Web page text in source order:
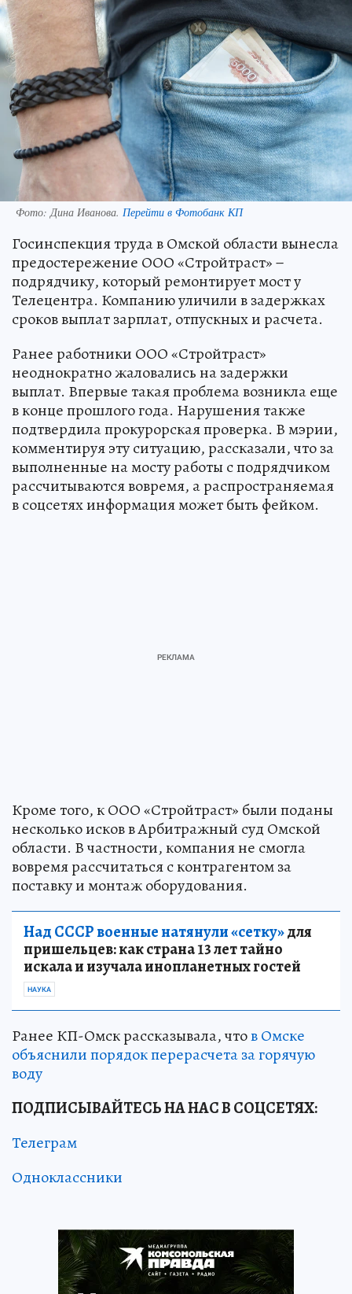
Фото: Дина Иванова. Перейти в Фотобанк КП
Госинспекция труда в Омской области вынесла
предостережение ООО «Стройтраст» −
подрядчику, который ремонтирует мост у
Телецентра. Компанию уличили в задержках
сроков выплат зарплат, отпускных и расчета.
Ранее работники ООО «Стройтраст»
неоднократно жаловались на задержки
выплат. Впервые такая проблема возникла еще
в конце прошлого года. Нарушения также
подтвердила прокурорская проверка. В мэрии,
комментируя эту ситуацию, рассказали, что за
выполненные на мосту работы с подрядчиком
рассчитываются вовремя, а распространяемая
в соцсетях информация может быть фейком.
Кроме того, к ООО «Стройтраст» были поданы
несколько исков в Арбитражный суд Омской
области. В частности, компания не смогла
вовремя рассчитаться с контрагентом за
поставку и монтаж оборудования.
Над СССР военные натянули «сетку»для
пришельцев: как страна 13 лет тайно
искала и изучала инопланетных гостей
НАУКА
Ранее КП-Омск рассказывала, чтов Омске
объяснили порядок перерасчета за горячую
воду
ПОДПИСЫВАЙТЕСЬ НА НАС В СОЦСЕТЯХ:
Телеграм
Одноклассники